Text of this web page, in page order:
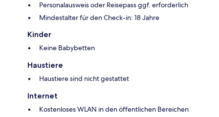
Personalausweis oder Reisepass ggf. erforderlich
Mindestalter für den Check-in: 18 Jahre
Kinder
Keine Babybetten
Haustiere
Haustiere sind nicht gestattet
Internet
Kostenloses WLAN in den öffentlichen Bereichen